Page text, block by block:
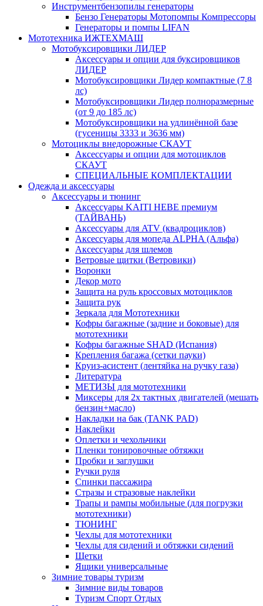
Инструментбензопилы генераторы
Бензо Генераторы Мотопомпы Компрессоры
Генераторы и помпы LIFAN
Мототехника ИЖТЕХМАШ
Мотобуксировщики ЛИДЕР
Аксессуары и опции для буксировщиков
ЛИДЕР
Мотобуксировщики Лидер компактные (7 8
лс)
Мотобуксировщики Лидер полноразмерные
(от 9 до 185 лс)
Мотобуксировщики на удлинённой базе
(гусеницы 3333 и 3636 мм)
Мотоциклы внедорожные СКАУТ
Аксессуары и опции для мотоциклов
СКАУТ
СПЕЦИАЛЬНЫЕ КОМПЛЕКТАЦИИ
Одежда и аксессуары
Аксессуары и тюнинг
Аксессуары KAITI HEBE премиум
(ТАЙВАНЬ)
Аксессуары для ATV (квадроциклов)
Аксессуары для мопеда ALPHA (Альфа)
Аксессуары для шлемов
Ветровые щитки (Ветровики)
Воронки
Декор мото
Защита на руль кроссовых мотоциклов
Защита рук
Зеркала для Мототехники
Кофры багажные (задние и боковые) для
мототехники
Кофры багажные SHAD (Испания)
Крепления багажа (сетки пауки)
Круиз-асистент (лентяйка на ручку газа)
Литература
МЕТИЗЫ для мототехники
Миксеры для 2х тактных двигателей (мешать
бензин+масло)
Накладки на бак (TANK PAD)
Наклейки
Оплетки и чехольчики
Пленки тонировочные обтяжки
Пробки и заглушки
Ручки руля
Спинки пассажира
Стразы и стразовые наклейки
Трапы и рампы мобильные (для погрузки
мототехники)
ТЮНИНГ
Чехлы для мототехники
Чехлы для сидений и обтяжки сидений
Щетки
Ящики универсальные
Зимние товары туризм
Зимние виды товаров
Туризм Спорт Отдых